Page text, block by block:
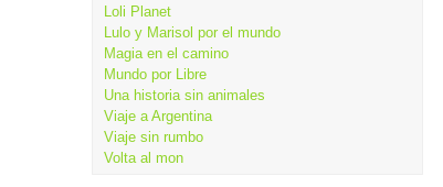
Loli Planet
Lulo y Marisol por el mundo
Magia en el camino
Mundo por Libre
Una historia sin animales
Viaje a Argentina
Viaje sin rumbo
Volta al mon